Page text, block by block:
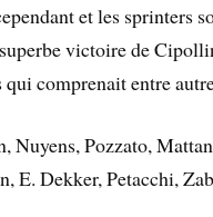
et les sprinters
victoire de
qui comprenait entre
Nuyens, Pozzato,
E. Dekker, Petacchi,